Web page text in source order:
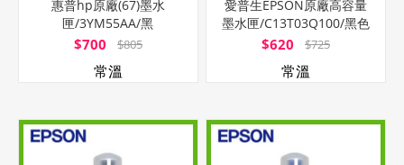
惠普hp原廠(67)墨水
匣/3YM55AA/黑
$700 $805
常溫
愛普生EPSON原廠高容量
墨水匣/C13T03Q100/黑色
$620 $725
常溫